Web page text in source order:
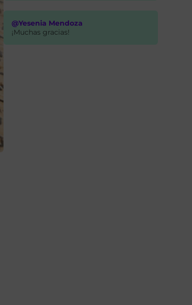
@Yesenia Mendoza
¡Muchas gracias!